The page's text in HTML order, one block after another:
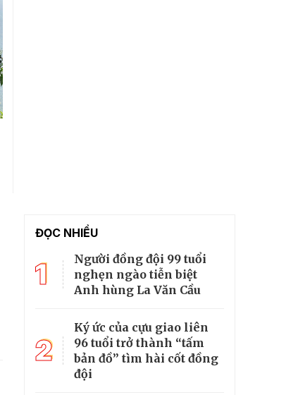
ĐỌC NHIỀU
1
Người đồng đội 99 tuổi
nghẹn ngào tiễn biệt
Anh hùng La Văn Cầu
2
Ký ức của cựu giao liên
96 tuổi trở thành “tấm
bản đồ” tìm hài cốt đồng
đội